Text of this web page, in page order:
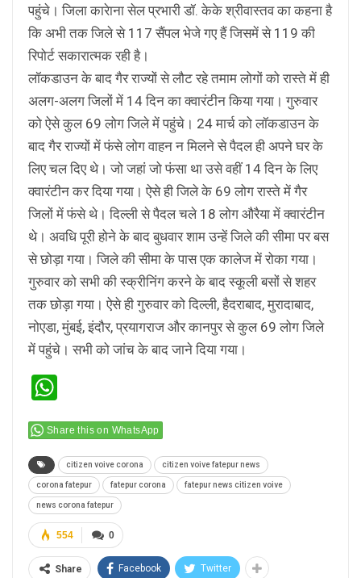
पहुंचे। जिला कारेाना सेल प्रभारी डॉ. केके श्रीवास्तव का कहना है
कि अभी तक जिले से 117 सैंपल भेजे गए हैं जिसमें से 119 की
रिपोर्ट सकारात्मक रही है।
लॉकडाउन के बाद गैर राज्यों से लौट रहे तमाम लोगों को रास्ते में ही
अलग-अलग जिलों में 14 दिन का क्वारंटीन किया गया। गुरुवार
को ऐसे कुल 69 लोग जिले में पहुंचे। 24 मार्च को लॉकडाउन के
बाद गैर राज्यों में फंसे लोग वाहन न मिलने से पैदल ही अपने घर के
लिए चल दिए थे। जो जहां जो फंसा था उसे वहीं 14 दिन के लिए
क्वारंटीन कर दिया गया। ऐसे ही जिले के 69 लोग रास्ते में गैर
जिलों में फंसे थे। दिल्ली से पैदल चले 18 लोग औरैया में क्वारंटीन
थे। अवधि पूरी होने के बाद बुधवार शाम उन्हें जिले की सीमा पर बस
से छोड़ा गया। जिले की सीमा के पास एक कालेज में रोका गया।
गुरुवार को सभी की स्क्रीनिंग करने के बाद स्कूली बसों से शहर
तक छोड़ा गया। ऐसे ही गुरुवार को दिल्ली, हैदराबाद, मुरादाबाद,
नोएडा, मुंबई, इंदौर, प्रयागराज और कानपुर से कुल 69 लोग जिले
में पहुंचे। सभी को जांच के बाद जाने दिया गया।
Share this on WhatsApp
citizen voive corona citizen voive fatepur news
corona fatepur fatepur corona fatepur news citizen voive
news corona fatepur
0
554
Share Facebook Twitter